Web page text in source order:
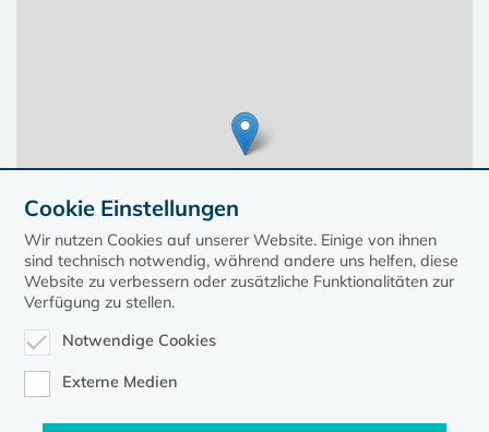
Cookie Einstellungen
Wir nutzen Cookies auf unserer Website. Einige von ihnen
sind technisch notwendig, während andere uns helfen, diese
Website zu verbessern oder zusätzliche Funktionalitäten zur
Verfügung zu stellen.
Notwendige Cookies
Externe Medien